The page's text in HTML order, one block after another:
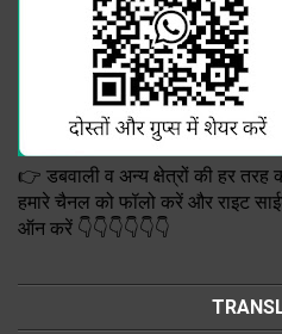
👉 डबवाली व अन्य क्षेत्रों की हर
हमारे चैनल को फॉलो करें और राइट
ऑन करें 👇👇👇👇👇👇